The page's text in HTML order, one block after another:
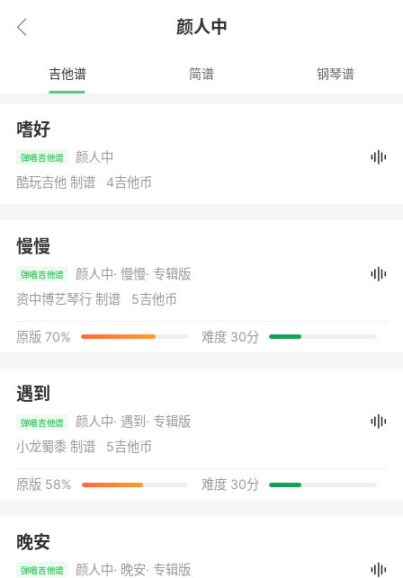
颜人中
吉他谱 简谱 钢琴谱
嗜好
弹唱吉他谱
颜人中
酷玩吉他 制谱 4吉他币
慢慢
弹唱吉他谱 颜人中· 慢慢· 专辑版
资中博艺琴行 制谱 5吉他币
原版 70% 难度 30分
遇到
弹唱吉他谱 颜人中· 遇到 · 专辑版
小龙蜀黍 制谱 5吉他币
原版 58% 难度 30分
晚安
弹唱吉他谱 颜人中· 晚安· 专辑版